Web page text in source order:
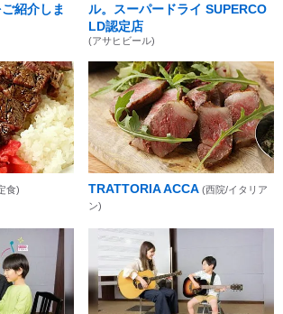
紹介しま
ル。スーパードライ SUPERCO
LD認定店
(アサヒビール)
食) TRATTORIA ACCA (西院/イタリア
ン)